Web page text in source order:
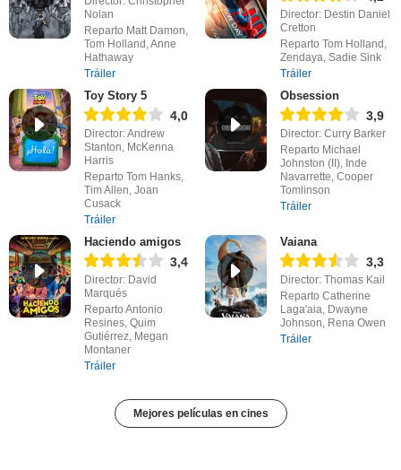
Nolan
Reparto Matt Damon,
Tom Holland, Anne
Hathaway
Tráiler
Director: Destin Daniel
Cretton
Reparto Tom Holland,
Zendaya, Sadie Sink
Tráiler
Toy Story 5
4,0
Director: Andrew
Stanton, McKenna
Harris
Reparto Tom Hanks,
Tim Allen, Joan
Cusack
Tráiler
Obsession
3,9
Director: Curry Barker
Reparto Michael
Johnston (II), Inde
Navarrette, Cooper
Tomlinson
Tráiler
Haciendo amigos
3,4
Director: David
Marqués
Reparto Antonio
Resines, Quim
Gutiérrez, Megan
Montaner
Tráiler
Vaiana
3,3
Director: Thomas Kail
Reparto Catherine
Laga'aia, Dwayne
Johnson, Rena Owen
Tráiler
Mejores películas en cines